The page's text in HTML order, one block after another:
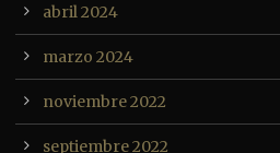
abril 2024
marzo 2024
noviembre 2022
septiembre 2022